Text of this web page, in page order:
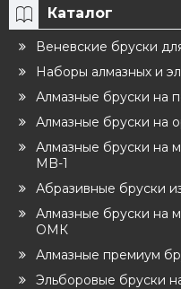
Каталог
Веневские бруски
Наборы алмазных и
Алмазные бруски на
Алмазные бруски на
Алмазные бруски на
MB-1
Абразивные бруски
Алмазные бруски на
ОМК
Алмазные премиум
Эльборовые бруски